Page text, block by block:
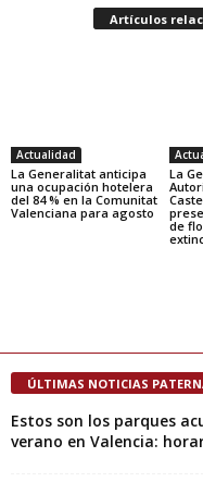
Artículos
Actualidad
La Generalitat anticipa
una ocupación hotelera
del 84 % en la Comunitat
Valenciana para agosto
La
de
ÚLTIMAS NOTICIAS
Estos son los parques
verano en Valencia: